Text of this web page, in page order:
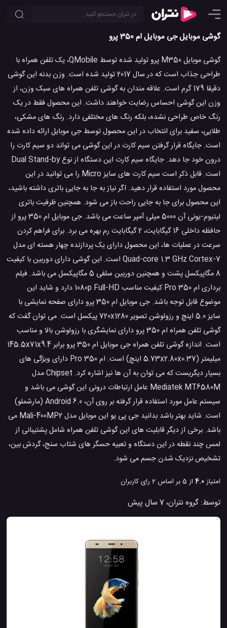
گوشی موبایل جی موبایل ام 350 پرو
گوشی موبایل M350 پرو تولید شده توسط QMobile، یک تلفن همراه با
طراحی جذاب است که در سال 2017 تولید شده است. وزن بدنه این گوشی
دقیقا 179 گرم است. علاقه مندان به گوشی تلفن همراه های سبک وزن، از
وزن این گوشی احساس رضایت خواهند داشت. این محصول فقط در یک
رنگ خاص طراحی نشده، بلکه رنگ های مختلفی دارد. رنگ های مشکی،
طلایی، سفید برای انتخاب در این محصول توسط جی موبایل ارائه داده شده
است. جایگاه قرار گرفتن سیم کارت در این گوشی می تواند دو سیم کارت را
درون خود جا دهد. جایگاه سیم کارت این دستگاه از نوع Dual Stand-by
است. قابل ذکر است سیم کارت های سایز Micro را می توانید در این
محصول مورد استفاده قرار دهید. اگر نیاز به جا به جایی باتری داشته باشید،
این محصول برای جا به جایی راحت باز می شود. همچنین ظرفیت باتری
لیتیوم-یونی آن 5000 میلی آمپر ساعت می باشد. جی موبایل ام 350 پرو از
حافظه داخلی 16 گیگابایت، 2 گیگابایت رم بهره می برد. برای فراهم کردن
سرعت در عملیات ها، این محصول دارای یک پردازنده چهار هسته ای مدل
Quad-core 1.3 GHz Cortex-7 است. این گوشی دارای دوربین با کیفیت
8 مگاپیکسل پشت و همچنین دوربین سلفی 5 مگاپیکسل می باشد. فیلم
برداری ام 350 Pro کیفیت مناسب 1080p Full-HD دارد و شاید این
موضوع قابل توجه باشد. جی موبایل ام 350 پرو دارای صفحه نمایشی با
سایز 5.0 اینچ و رزولوشن تصویر 720x1280 پیکسل است. می توان گفت که
گوشی تلفن همراه ام 350 پرو دارای نمایشگری با رزولوشن بالا و مناسب
است. اندازه گوشی تلفن همراه جی موبایل ام 350 پرو برابر 145.5x71x9.4
میلیمتر (5.73x2.80x0.37 اینچ) است. ام 350 Pro دارای ویژگی های
بسیار دیگریست که می توان به آن ها نیز اشاره کرد. Chipset مدل
Mediatek MT6580M عامل ارتباطات درونی این گوشی می باشد و
سیستم عامل مورد استفاده قرار گرفته بر روی آن، Android 6.0 (مارشملو)
است. شاید بهتر باشد بدانید جی پی یو این موبایل مدل Mali-400MP2 می
باشد. برخی از دیگر قابلیت های این گوشی تلفن همراه شامل پشتیبانی از
لمس چند نقطه در این دستگاه و تعبیه حسگر های شتاب سنج، گردش بین،
تشخیص نزدیک شدن جسم می شود.
امتیاز4.0 از 5 بر اساس 2 رای کاربران
توسط: گروه نتران، 7 سال پیش